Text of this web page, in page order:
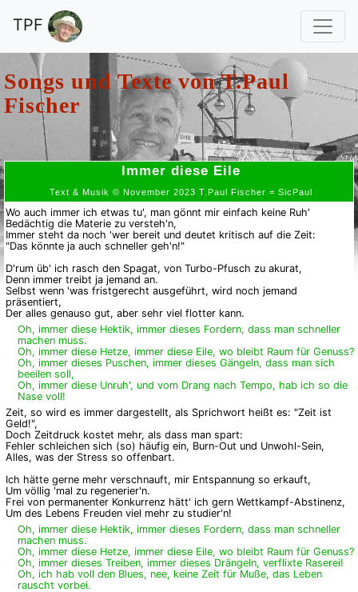
TPF
Songs und Texte vonT.Paul
Fischer
Immer diese Eile
Text & Musik © November 2023 T.Paul Fischer = SicPaul
Wo auch immer ich etwas tu', man gönnt mir einfach keine Ruh'
Bedächtig die Materie zu versteh'n,
Immer steht da noch 'wer bereit und deutet kritisch auf die Zeit:
"Das könnte ja auch schneller geh'n!"
D'rum üb' ich rasch den Spagat, von Turbo-Pfusch zu akurat,
Denn immer treibt ja jemand an.
Selbst wenn 'was fristgerecht ausgeführt, wird noch jemand
präsentiert,
Der alles genauso gut, aber sehr viel flotter kann.
Oh, immer diese Hektik, immer dieses Fordern, dass man schneller
machen muss.
Oh, immer diese Hetze, immer diese Eile, wo bleibt Raum für Genuss?
Oh, immer dieses Puschen, immer dieses Gängeln, dass man sich
beeilen soll,
Oh, immer diese Unruh', und vom Drang nach Tempo, hab ich so die
Nase voll!
Zeit, so wird es immer dargestellt, als Sprichwort heißt es: "Zeit ist
Geld!",
Doch Zeitdruck kostet mehr, als dass man spart:
Fehler schleichen sich (so) häufig ein, Burn-Out und Unwohl-Sein,
Alles, was der Stress so offenbart.
Ich hätte gerne mehr verschnauft, mir Entspannung so erkauft,
Um völlig 'mal zu regenerier'n.
Frei von permanenter Konkurrenz hätt' ich gern Wettkampf-Abstinenz,
Um des Lebens Freuden viel mehr zu studier'n!
Oh, immer diese Hektik, immer dieses Fordern, dass man schneller
machen muss.
Oh, immer diese Hetze, immer diese Eile, wo bleibt Raum für Genuss?
Oh, immer dieses Treiben, immer dieses Drängeln, verflixte Raserei!
Oh, ich hab voll den Blues, nee, keine Zeit für Muße, das Leben
rauscht vorbei.